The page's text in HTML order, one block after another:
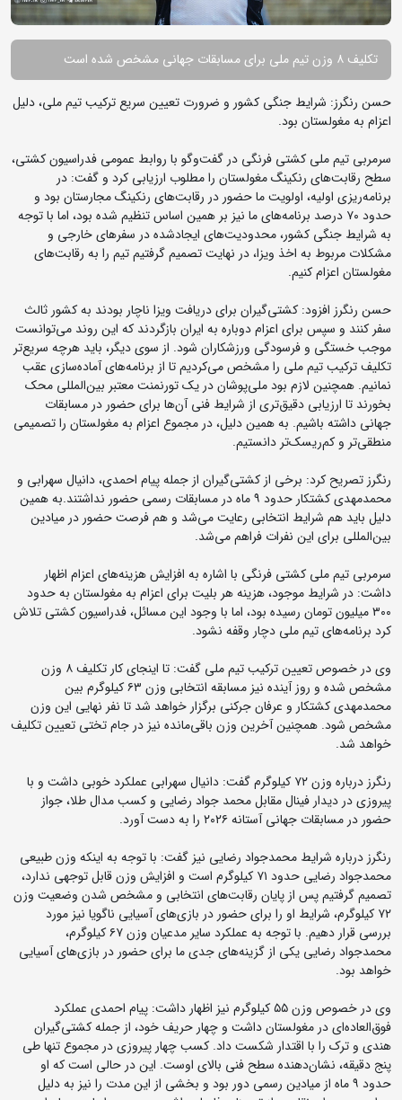
تکلیف ۸ وزن تیم ملی برای مسابقات جهانی مشخص شده است
حسن رنگرز: شرایط جنگی کشور و ضرورت تعیین سریع ترکیب تیم ملی، دلیل
اعزام به مغولستان بود.
سرمربی تیم ملی کشتی فرنگی در گفت‌وگو با روابط عمومی فدراسیون کشتی،
سطح رقابت‌های رنکینگ مغولستان را مطلوب ارزیابی کرد و گفت: در
برنامه‌ریزی اولیه، اولویت ما حضور در رقابت‌های رنکینگ مجارستان بود و
حدود ۷۰ درصد برنامه‌های ما نیز بر همین اساس تنظیم شده بود، اما با توجه
به شرایط جنگی کشور، محدودیت‌های ایجادشده در سفرهای خارجی و
مشکلات مربوط به اخذ ویزا، در نهایت تصمیم گرفتیم تیم را به رقابت‌های
مغولستان اعزام کنیم.
حسن رنگرز افزود: کشتی‌گیران برای دریافت ویزا ناچار بودند به کشور ثالث
سفر کنند و سپس برای اعزام دوباره به ایران بازگردند که این روند می‌توانست
موجب خستگی و فرسودگی ورزشکاران شود. از سوی دیگر، باید هرچه سریع‌تر
تکلیف ترکیب تیم ملی را مشخص می‌کردیم تا از برنامه‌های آماده‌سازی عقب
نمانیم. همچنین لازم بود ملی‌پوشان در یک تورنمنت معتبر بین‌المللی محک
بخورند تا ارزیابی دقیق‌تری از شرایط فنی آن‌ها برای حضور در مسابقات
جهانی داشته باشیم. به همین دلیل، در مجموع اعزام به مغولستان را تصمیمی
منطقی‌تر و کم‌ریسک‌تر دانستیم.
رنگرز تصریح کرد: برخی از کشتی‌گیران از جمله پیام احمدی، دانیال سهرابی و
محمدمهدی کشتکار حدود ۹ ماه در مسابقات رسمی حضور نداشتند.به همین
دلیل باید هم شرایط انتخابی رعایت می‌شد و هم فرصت حضور در میادین
بین‌المللی برای این نفرات فراهم می‌شد.
سرمربی تیم ملی کشتی فرنگی با اشاره به افزایش هزینه‌های اعزام اظهار
داشت: در شرایط موجود، هزینه هر بلیت برای اعزام به مغولستان به حدود
۳۰۰ میلیون تومان رسیده بود، اما با وجود این مسائل، فدراسیون کشتی تلاش
کرد برنامه‌های تیم ملی دچار وقفه نشود.
وی در خصوص تعیین ترکیب تیم ملی گفت: تا اینجای کار تکلیف ۸ وزن
مشخص شده و روز آینده نیز مسابقه انتخابی وزن ۶۳ کیلوگرم بین
محمدمهدی کشتکار و عرفان جرکنی برگزار خواهد شد تا نفر نهایی این وزن
مشخص شود. همچنین آخرین وزن باقی‌مانده نیز در جام تختی تعیین تکلیف
خواهد شد.
رنگرز درباره وزن ۷۲ کیلوگرم گفت: دانیال سهرابی عملکرد خوبی داشت و با
پیروزی در دیدار فینال مقابل محمد جواد رضایی و کسب مدال طلا، جواز
حضور در مسابقات جهانی آستانه ۲۰۲۶ را به دست آورد.
رنگرز درباره شرایط محمدجواد رضایی نیز گفت: با توجه به اینکه وزن طبیعی
محمدجواد رضایی حدود ۷۱ کیلوگرم است و افزایش وزن قابل توجهی ندارد،
تصمیم گرفتیم پس از پایان رقابت‌های انتخابی و مشخص شدن وضعیت وزن
۷۲ کیلوگرم، شرایط او را برای حضور در بازی‌های آسیایی ناگویا نیز مورد
بررسی قرار دهیم. با توجه به عملکرد سایر مدعیان وزن ۶۷ کیلوگرم،
محمدجواد رضایی یکی از گزینه‌های جدی ما برای حضور در بازی‌های آسیایی
خواهد بود.
وی در خصوص وزن ۵۵ کیلوگرم نیز اظهار داشت: پیام احمدی عملکرد
فوق‌العاده‌ای در مغولستان داشت و چهار حریف خود، از جمله کشتی‌گیران
هندی و ترک را با اقتدار شکست داد. کسب چهار پیروزی در مجموع تنها طی
پنج دقیقه، نشان‌دهنده سطح فنی بالای اوست. این در حالی است که او
حدود ۹ ماه از میادین رسمی دور بود و بخشی از این مدت را نیز به دلیل